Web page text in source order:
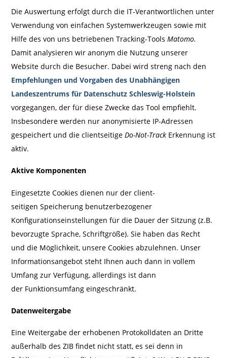
Die Auswertung erfolgt durch die IT-Verantwortlichen unter
Verwendung von einfachen System­werkzeugen sowie mit
Hilfe des von uns betriebenen Tracking-ToolsMatomo.
Damit analysieren wir anonym die Nutzung unserer
Website durch die Besucher. Dabei wird streng nach den
Empfehlungen und Vorgaben des Unabhängigen
Landeszentrums für Datenschutz Schleswig-Holstein
vorgegangen, der für diese Zwecke das Tool empfiehlt.
Insbesondere werden nur anonymisierte IP-Adressen
gespeichert und die clientseitigeDo-Not-Track Erkennung ist
aktiv.
Aktive Komponenten
Eingesetzte Cookies dienen nur der client-
seitigen Speicherung benutzerbezogener
Konfigurationseinstellungen für die Dauer der Sitzung (z.B.
bevorzugte Sprache, Schriftgröße). Sie haben das Recht
und die Möglichkeit, unsere Cookies abzulehnen. Unser
Informationsangebot steht Ihnen auch dann in vollem
Umfang zur Verfügung, allerdings ist dann
der Funktionsumfang eingeschränkt.
Datenweitergabe
Eine Weitergabe der erhobenen Protokolldaten an Dritte
außerhalb des ZIB findet nicht statt, es sei denn in